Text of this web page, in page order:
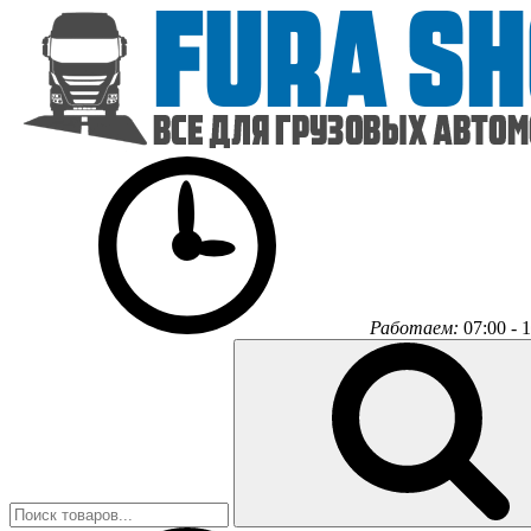
Работаем: 07:00 -